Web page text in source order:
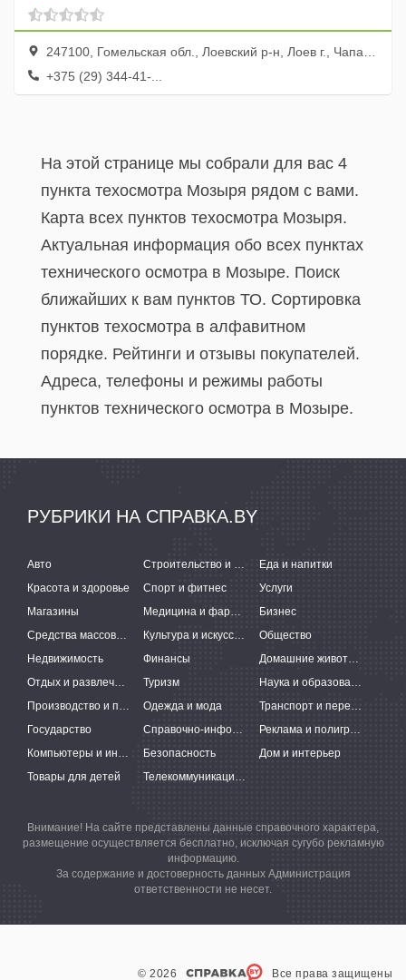
Белтехосмотр
247100, Гомельская обл., Лоевский р-н, Лоев г., Чапаева пер., 14
+375 (29) 344-41-...
На этой странице мы собрали для вас 4
пункта техосмотра Мозыря рядом с вами.
Карта всех пунктов техосмотра Мозыря.
Актуальная информация обо всех пунктах
технического осмотра в Мозыре. Поиск
ближайших к вам пунктов ТО. Сортировка
пунктов техосмотра в алфавитном
порядке. Рейтинги и отзывы покупателей.
Адреса, телефоны и режимы работы
пунктов технического осмотра в Мозыре.
РУБРИКИ НА СПРАВКА.BY
Авто Строительство и ремонт
Еда и напитки
Красота и здоровье
Спорт и фитнес
Услуги
Магазины
Медицина и фармацевтика
Бизнес
Средства массовой информации
Культура и искусство
Общество
Недвижимость
Финансы
Домашние животные
Отдых и развлечения
Туризм
Наука и образование
Производство и поставки
Одежда и мода
Транспорт и перевозки
Государство
Справочно-информационные системы
Реклама и полиграфия
Компьютеры и интернет
Безопасность
Дом и интерьер
Товары для детей
Телекоммуникации и связь
Внимание! На сайте представлены данные справочного характера,
размещение осуществляется бесплатно, исключая сугубо рекламную
информацию.
За содержание и достоверность данных Администрация
ответственности не несет.
© 2026 Все права защищены